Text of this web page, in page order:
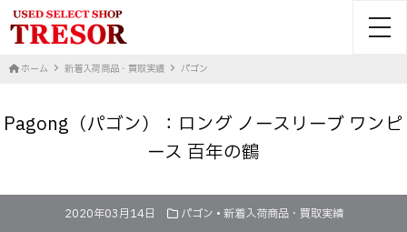
ホーム 新着入荷商品・買取実績 パゴン
Pagong（パゴン）：ロング ノースリーブ ワンピ
ース 百年の鶴
2020年03月14日 パゴン • 新着入荷商品・買取実績